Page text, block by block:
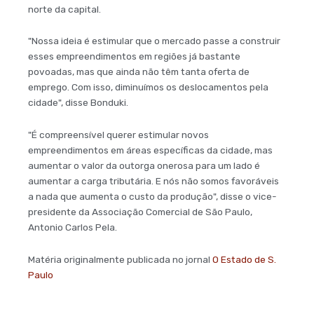
norte da capital.
"Nossa ideia é estimular que o mercado passe a construir
esses empreendimentos em regiões já bastante
povoadas, mas que ainda não têm tanta oferta de
emprego. Com isso, diminuímos os deslocamentos pela
cidade", disse Bonduki.
"É compreensível querer estimular novos
empreendimentos em áreas específicas da cidade, mas
aumentar o valor da outorga onerosa para um lado é
aumentar a carga tributária. E nós não somos favoráveis
a nada que aumenta o custo da produção", disse o vice-
presidente da Associação Comercial de São Paulo,
Antonio Carlos Pela.
Matéria originalmente publicada no jornal O Estado de S.
Paulo